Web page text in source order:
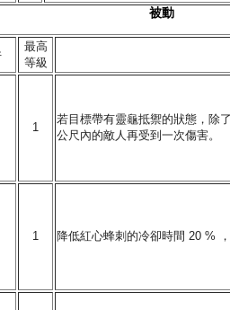
被動
最高
等級
1
若目標帶有靈龜抵禦的狀態，除
公尺內的敵人再受到一次傷害。
1 降低紅心蜂刺的冷卻時間 20 %